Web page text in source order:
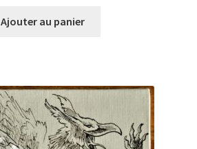
Ajouter au panier